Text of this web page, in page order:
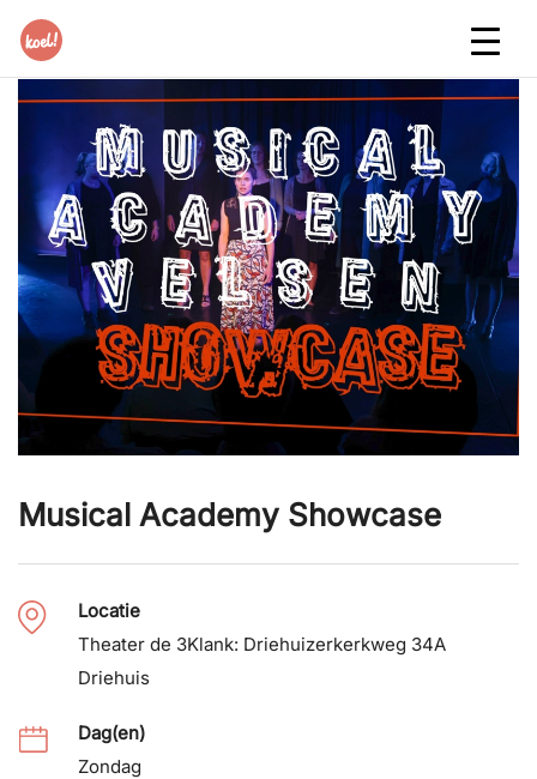
Musical Academy Showcase
Locatie
Theater de 3Klank: Driehuizerkerkweg 34A
Driehuis
Dag(en)
Zondag